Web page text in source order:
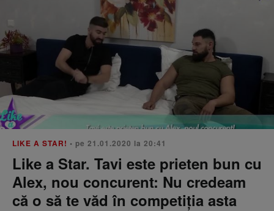
LIKE A STAR! • pe 21.01.2020 la 20:41
Like a Star. Tavi este prieten bun cu
Alex, nou concurent: Nu credeam
că o să te văd în competiția asta